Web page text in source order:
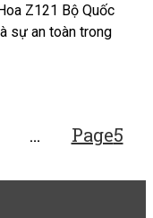
Z121 Bộ Quốc
sự an toàn trong
… Page5